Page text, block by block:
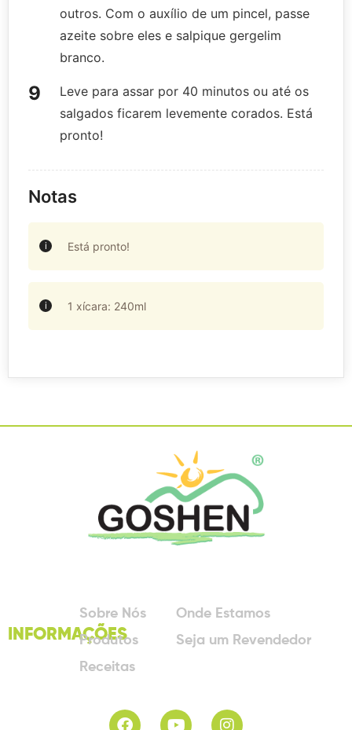
outros. Com o auxílio de um pincel, passe
azeite sobre eles e salpique gergelim
branco.
Leve para assar por 40 minutos ou até os
salgados ficarem levemente corados. Está
pronto!
Notas
Está pronto!
1 xícara: 240ml
INFORMAÇÕES
Sobre Nós
Produtos
Receitas
Onde Estamos
Seja um Revendedor